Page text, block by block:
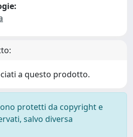
a questo prodotto.
protetti da copyright e
salvo diversa